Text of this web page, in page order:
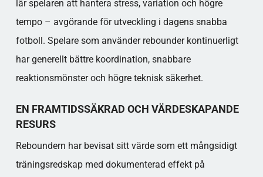
lär spelaren att hantera stress, variation och högre
tempo – avgörande för utveckling i dagens snabba
fotboll. Spelare som använder rebounder kontinuerligt
har generellt bättre koordination, snabbare
reaktionsmönster och högre teknisk säkerhet.
EN FRAMTIDSSÄKRAD OCH VÄRDESKAPANDE
RESURS
Reboundern har bevisat sitt värde som ett mångsidigt
träningsredskap med dokumenterad effekt på